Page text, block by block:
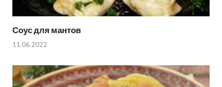
Соус для мантов
11.06.2022